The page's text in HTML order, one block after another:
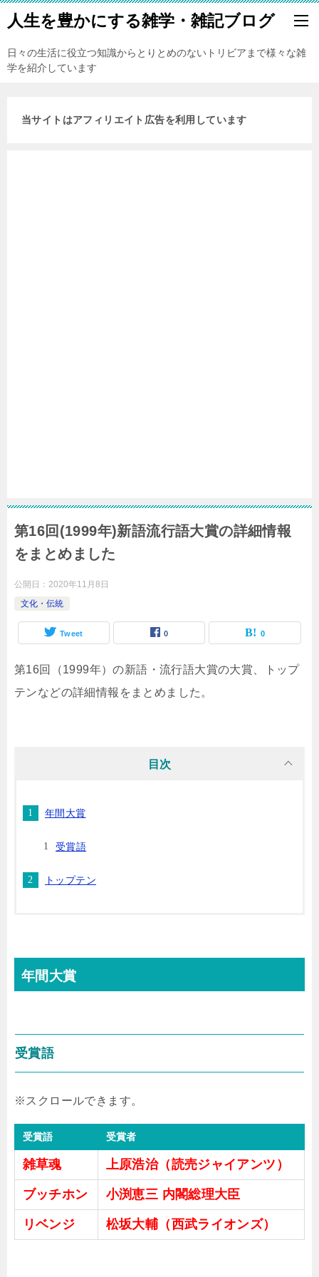
人生を豊かにする雑学・雑記ブログ
日々の生活に役立つ知識からとりとめのないトリビアまで様々な雑
学を紹介しています
当サイトはアフィリエイト広告を利用しています
第16回(1999年)新語流行語大賞の詳細情報
をまとめました
公開日： 2020年11月8日
文化・伝統
Tweet 0 0
第16回（1999年）の新語・流行語大賞の大賞、トップ
テンなどの詳細情報をまとめました。
目次
年間大賞
受賞語
トップテン
年間大賞
受賞語
受賞語 受賞者
雑草魂 上原浩治（読売ジャイアンツ）
ブッチホン 小渕恵三 内閣総理大臣
リベンジ 松坂大輔（西武ライオンズ）